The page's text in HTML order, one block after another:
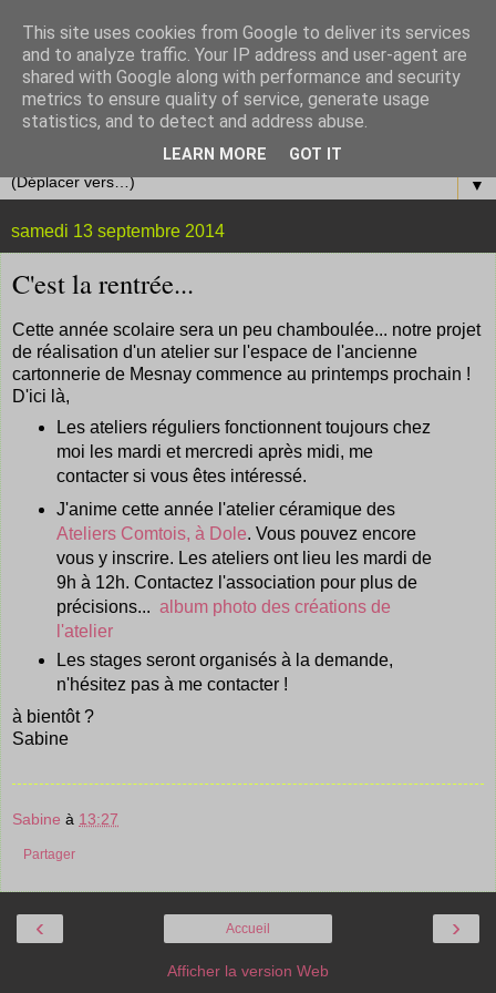
▼
samedi 13 septembre 2014
C'est la rentrée...
Cette année scolaire sera un peu chamboulée... notre projet
de réalisation d'un atelier sur l'espace de l'ancienne
cartonnerie de Mesnay commence au printemps prochain !
D'ici là,
Les ateliers réguliers fonctionnent toujours chez
moi les mardi et mercredi après midi, me
contacter si vous êtes intéressé.
J'anime cette année l'atelier céramique des
Ateliers Comtois, à Dole. Vous pouvez encore
vous y inscrire. Les ateliers ont lieu les mardi de
9h à 12h. Contactez l'association pour plus de
précisions... album photo des créations de
l'atelier
Les stages seront organisés à la demande,
n'hésitez pas à me contacter !
à bientôt ?
Sabine
Sabine à 13:27
Partager
‹ ›
Accueil
Afficher la version Web
This site uses cookies from Google to deliver its services
and to analyze traffic. Your IP address and user-agent are
shared with Google along with performance and security
metrics to ensure quality of service, generate usage
statistics, and to detect and address abuse.
LEARN MORE GOT IT